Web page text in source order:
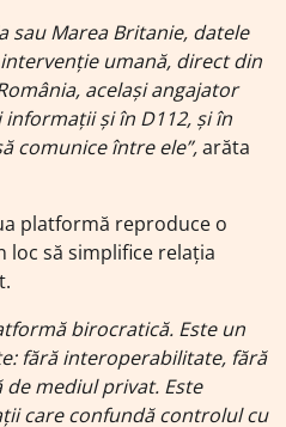
sau Marea Britanie, datele
umană, direct din
același angajator
și în D112, și în
comunice între ele”,arăta
platformă reproduce o
loc să simplifice relația
birocratică. Este un
fără interoperabilitate, fără
mediul privat. Este
care confundă controlul cu